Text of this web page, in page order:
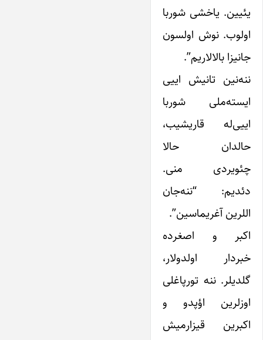
یئیین. یاخشی شوربا
اولوب. نوش اولسون
جانیزا بالالاریم”.
ننه‌نین تانیش اییی
ایسته‌ملی شوربا
اییی‌له قاریشیب،
حالدان حالا
چئویردی منی.
دئدیم: “ننه‌جان
اللرین آغریماسین”.
اکبر و اصغرده
خبردار اولدولار،
گلدیلر. ننه تورپاغلی
اوزلرین اؤپدو و
اکبرین قیزارمیش